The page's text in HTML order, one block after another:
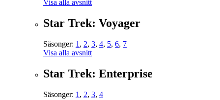
Visa alla avsnitt
Star Trek: Voyager
Säsonger: 1 , 2, 3, 4, 5, 6, 7
Visa alla avsnitt
Star Trek: Enterprise
Säsonger: 1 , 2, 3, 4